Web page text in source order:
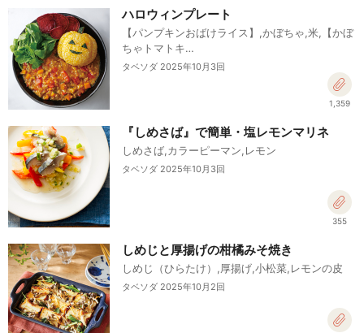
ハロウィンプレート
【パンプキンおばけライス】,かぼちゃ,米,【かぼ
ちゃトマトキ…
タベソダ 2025年10月3回
1,359
『しめさば』で簡単・塩レモンマリネ
しめさば,カラーピーマン,レモン
タベソダ 2025年10月3回
355
しめじと厚揚げの柑橘みそ焼き
しめじ（ひらたけ）,厚揚げ,小松菜,レモンの皮
タベソダ 2025年10月2回